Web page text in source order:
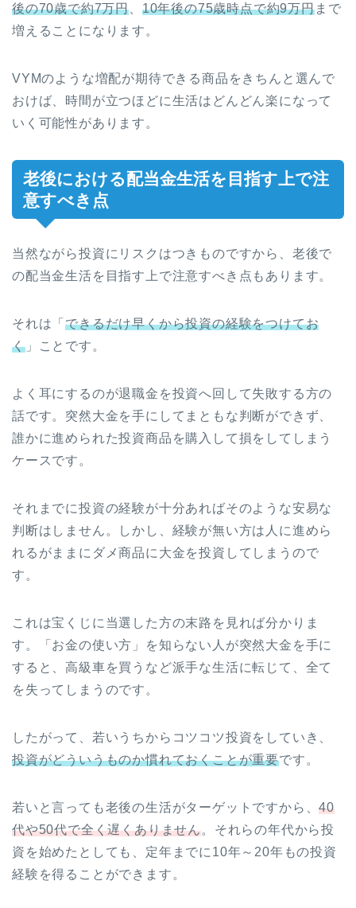
後の70歳で約7万円 10年後の75歳時点で約9万円まで
増えることになります。
VYMのような増配が期待できる商品をきちんと選んで
おけば、時間が立つほどに生活はどんどん楽になって
いく可能性があります。
老後における配当金生活を目指す上で注
意すべき点
当然ながら投資にリスクはつきものですから、老後で
の配当金生活を目指す上で注意すべき点もあります。
それは「できるだけ早くから投資の経験をつけてお
く」ことです。
よく耳にするのが退職金を投資へ回して失敗する方の
話です。突然大金を手にしてまともな判断ができず、
誰かに進められた投資商品を購入して損をしてしまう
ケースです。
それまでに投資の経験が十分あればそのような安易な
判断はしません。しかし、経験が無い方は人に進めら
れるがままにダメ商品に大金を投資してしまうので
す。
これは宝くじに当選した方の末路を見れば分かりま
す。「お金の使い方」を知らない人が突然大金を手に
すると、高級車を買うなど派手な生活に転じて、全て
を失ってしまうのです。
したがって、若いうちからコツコツ投資をしていき、
投資がどういうものか慣れておくことが重要です。
若いと言っても老後の生活がターゲットですから、40
代や50代で全く遅くありません。それらの年代から投
資を始めたとしても、定年までに10年～20年もの投資
経験を得ることができます。